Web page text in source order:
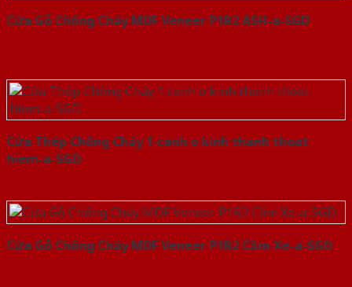
Cửa Gỗ Chống Cháy MDF Veneer P1R2 ASH-a-SGD
Cửa Thép Chống Cháy 1 canh o kinh thanh thoat
hiem-a-SGD
Cửa Gỗ Chống Cháy MDF Veneer P1R2 Căm Xe-a-SGD